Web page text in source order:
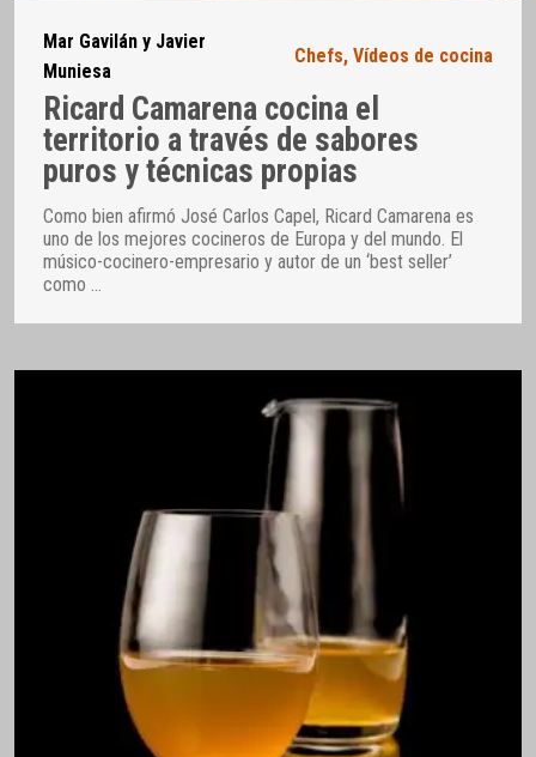
Mar Gavilán y Javier
Muniesa
Chefs, Vídeos de cocina
Ricard Camarena cocina el
territorio a través de sabores
puros y técnicas propias
Como bien afirmó José Carlos Capel, Ricard Camarena es
uno de los mejores cocineros de Europa y del mundo. El
músico-cocinero-empresario y autor de un ‘best seller’
como